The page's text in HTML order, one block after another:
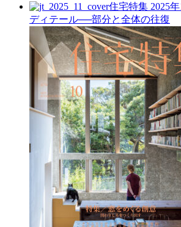
住宅特集 2025
ディテール──部分と全体の往復